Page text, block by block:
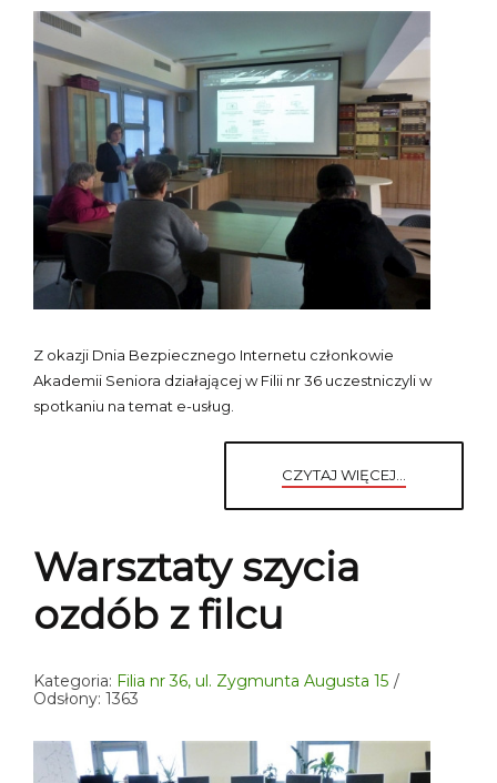
Z okazji Dnia Bezpiecznego Internetu członkowie
Akademii Seniora działającej w Filii nr 36 uczestniczyli w
spotkaniu na temat e-usług.
CZYTAJ WIĘCEJ...
Warsztaty szycia
ozdób z filcu
Kategoria: Filia nr 36, ul. Zygmunta Augusta 15
Odsłony: 1363